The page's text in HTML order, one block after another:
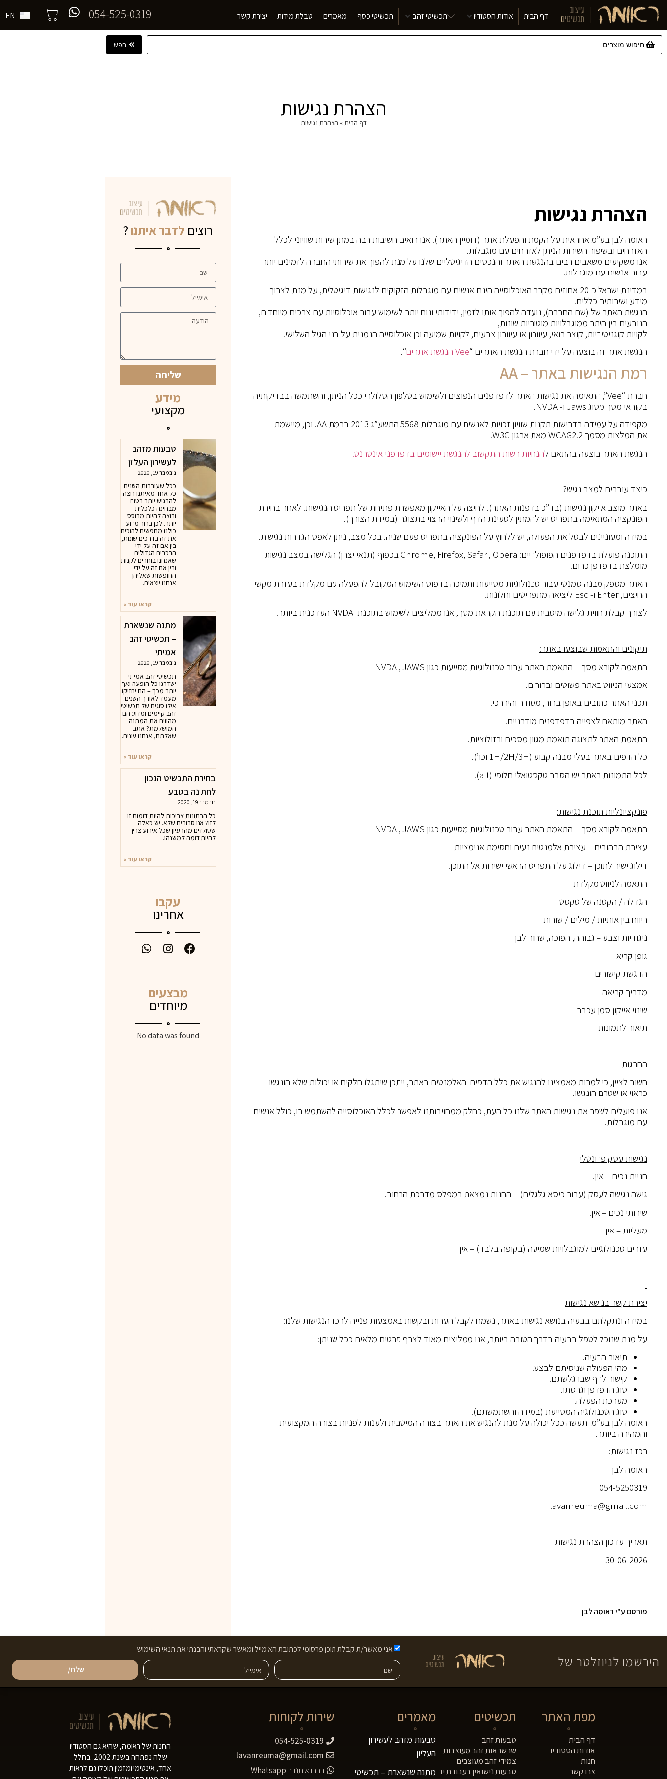
דף הבית אודות הסטודיו תכשיטי זהב תכשיטי כסף מאמרים טבלת מידות יצירת קשר 054-525-0319
EN
חפש
הצהרת נגישות
דף הבית » הצהרת נגישות
הצהרת נגישות
ראומה לבן בע”מ אחראית על הקמת והפעלת אתר (דומיין האתר). אנו רואים חשיבות רבה במתן שירות שוויוני לכלל
האזרחים ובשיפור השירות הניתן לאזרחים עם מוגבלות.
אנו משקיעים משאבים רבים בהנגשת האתר והנכסים הדיגיטליים שלנו על מנת להפוך את שירותי החברה לזמינים יותר
עבור אנשים עם מוגבלות.
במדינת ישראל כ-20 אחוזים מקרב האוכלוסייה הינם אנשים עם מוגבלות הזקוקים לנגישות דיגיטלית, על מנת לצרוך
מידע ושירותים כללים.
הנגשת האתר של (שם החברה), נועדה להפוך אותו לזמין, ידידותי ונוח יותר לשימוש עבור אוכלוסיות עם צרכים מיוחדים,
הנובעים בין היתר ממוגבלויות מוטוריות שונות,
לקויות קוגניטיביות, קוצר רואי, עיוורון או עיוורון צבעים, לקויות שמיעה וכן אוכלוסייה הנמנית על בני הגיל השלישי.
הנגשת אתר זה בוצעה על ידי חברת הנגשת האתרים “Vee הנגשת אתרים“.
רמת הנגישות באתר – AA
חברת “Vee”, התאימה את נגישות האתר לדפדפנים הנפוצים ולשימוש בטלפון הסלולרי ככל הניתן, והשתמשה בבדיקותיה
בקוראי מסך מסוג Jaws ו- NVDA.
מקפידה על עמידה בדרישות תקנות שוויון זכויות לאנשים עם מוגבלות 5568 התשע”ג 2013 ברמת AA. וכן, מיישמת
את המלצות מסמך WCAG2.2 מאת ארגון W3C.
הנגשת האתר בוצעה בהתאם להנחיות רשות התקשוב להנגשת יישומים בדפדפני אינטרנט.
כיצד עוברים למצב נגיש?
באתר מוצב אייקון נגישות (בד”כ בדפנות האתר). לחיצה על האייקון מאפשרת פתיחת של תפריט הנגישות. לאחר בחירת
הפונקציה המתאימה בתפריט יש להמתין לטעינת הדף ולשינוי הרצוי בתצוגה (במידת הצורך).
במידה ומעוניינים לבטל את הפעולה, יש ללחוץ על הפונקציה בתפריט פעם שניה. בכל מצב, ניתן לאפס הגדרות נגישות.
התוכנה פועלת בדפדפנים הפופולריים: Chrome, Firefox, Safari, Opera בכפוף (תנאי יצרן) הגלישה במצב נגישות
מומלצת בדפדפן כרום.
האתר מספק מבנה סמנטי עבור טכנולוגיות מסייעות ותמיכה בדפוס השימוש המקובל להפעלה עם מקלדת בעזרת מקשי
החיצים, Enter ו- Esc ליציאה מתפריטים וחלונות.
לצורך קבלת חווית גלישה מיטבית עם תוכנת הקראת מסך, אנו ממליצים לשימוש בתוכנת NVDA העדכנית ביותר.
תיקונים והתאמות שבוצעו באתר:
התאמה לקורא מסך – התאמת האתר עבור טכנולוגיות מסייעות כגון NVDA , JAWS
אמצעי הניווט באתר פשוטים וברורים.
תכני האתר כתובים באופן ברור, מסודר והיררכי.
האתר מותאם לצפייה בדפדפנים מודרניים.
התאמת האתר לתצוגה תואמת מגוון מסכים ורזולוציות.
כל הדפים באתר בעלי מבנה קבוע (1H/2H/3H וכו’).
לכל התמונות באתר יש הסבר טקסטואלי חלופי (alt).
פונקציונליות תוכנת נגישות:
התאמה לקורא מסך – התאמת האתר עבור טכנולוגיות מסייעות כגון NVDA , JAWS
עצירת הבהובים – עצירת אלמנטים נעים וחסימת אנימציות
דילוג ישיר לתוכן – דילוג על התפריט הראשי ישירות אל התוכן.
התאמה לניווט מקלדת
הגדלה / הקטנה של טקסט
ריווח בין אותיות / מילים / שורות
ניגודיות וצבע – גבוהה, הפוכה, שחור לבן
גופן קריא
הדגשת קישורים
מדריך קריאה
שינוי אייקון סמן עכבר
תיאור לתמונות
החרגות
חשוב לציין, כי למרות מאמצינו להנגיש את כלל הדפים והאלמנטים באתר, ייתכן שיתגלו חלקים או יכולות שלא הונגשו
כראוי או שטרם הונגשו.
אנו פועלים לשפר את נגישות האתר שלנו כל העת, כחלק ממחויבותנו לאפשר לכלל האוכלוסייה להשתמש בו, כולל אנשים
עם מוגבלות.
נגישות עסק פרונטלי
חניית נכים – אין.
גישה נגישה לעסק (עבור כיסא גלגלים) – החנות נמצאת במפלס מדרכת הרחוב.
שירותי נכים – אין.
מעליות – אין
עזרים טכנולוגיים למוגבלויות שמיעה (בקופה בלבד) – אין
יצירת קשר בנושא נגישות
במידה ונתקלתם בבעיה בנושא נגישות באתר, נשמח לקבל הערות ובקשות באמצעות פנייה לרכז הנגישות שלנו:
על מנת שנוכל לטפל בבעיה בדרך הטובה ביותר, אנו ממליצים מאוד לצרף פרטים מלאים ככל שניתן:
תיאור הבעיה.
מהי הפעולה שניסיתם לבצע.
קישור לדף שבו גלשתם.
סוג הדפדפן וגרסתו.
מערכת הפעלה.
סוג הטכנולוגיה המסייעת (במידה והשתמשתם).
ראומה לבן בע”מ תעשה ככל יכולה על מנת להנגיש את האתר בצורה המיטבית ולענות לפניות בצורה המקצועית
והמהירה ביותר.
רכז נגישות:
ראומה לבן
054-5250319
lavanreuma@gmail.com
תאריך עדכון הצהרת נגישות
30-06-2026
פורסם ע"י ראומה לבן
רוצים לדבר איתנו?
שליחה
מידע
מקצועי
טבעות מזהב
לעשירון העליון
נובמבר 19, 2020
ככל שעוברות השנים
כל אחד מאיתנו רוצה
להרגיש יותר בטוח
מבחינה כלכלית
ורוצה להיות מבוסס
יותר. לכן ברור מדוע
כולנו מחפשים להוכיח
את זה בדרכים שונות,
בין אם זה על ידי
הרכבים הגדולים
שאנחנו בוחרים לקנות
ובין אם זה על ידי
החופשות שאליהן
אנחנו יוצאים.
קראו עוד »
מתנה שנשארת
– תכשיטי זהב
אמיתי
נובמבר 19, 2020
תכשיטי זהב אמיתי
ישדרגו כל הופעה ואף
יותר מכך – הם יחזיקו
מעמד לאורך השנים.
אילו סוגים של תכשיטי
זהב קיימים ומדוע הם
מהווים את המתנה
המושלמת? אתם
שאלתם, אנחנו עונים.
קראו עוד »
בחירת התכשיט הנכון
לחתונה בטבע
נובמבר 19, 2020
כל החתונות צריכות להיות דומות זו
לזו? אנו סבורים שלא. יש כאלה
שסולדים מהרעיון שכל אירוע צריך
להיות דומה למשנהו.
קראו עוד »
עקבו
אחרינו
מבצעים
מיוחדים
No data was found
הירשמו לניוזלטר של
אני מאשר/ת קבלת תוכן פרסומי לכתובת האימייל ומאשר שקראתי והבנתי את תנאי השימוש
שלח/י
מפת האתר
דף הבית
אודות הסטודיו
חנות
צרו קשר
תכשיטים
טבעות זהב
שרשראות זהב מעוצבות
צמידי זהב מעוצבים
טבעות נישואין בעבודת יד
מאמרים
טבעות מזהב לעשירון
העליון
מתנה שנשארת – תכשיטי
שירות לקוחות
054-525-0319
lavanreuma@gmail.com
דברו איתנו ב Whatsapp
החנות של ראומה, שהיא גם הסטודיו
שלה נפתחה בשנת 2002. בחלל
אחד, אינטימי ומזמין תוכלו גם לראות